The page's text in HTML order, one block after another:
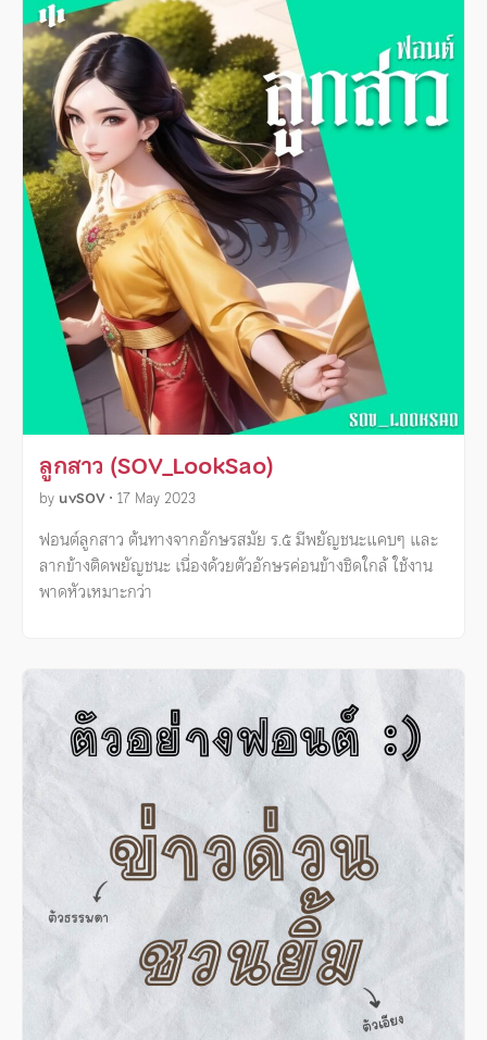
ลูกสาว (SOV_LookSao)
by uvSOV • 17 May 2023
ฟอนต์ลูกสาว ต้นทางจากอักษรสมัย ร.๕ มีพยัญชนะแคบๆ และ
ลากข้างติดพยัญชนะ เนื่องด้วยตัวอักษรค่อนข้างชิดใกล้ ใช้งาน
พาดหัวเหมาะกว่า